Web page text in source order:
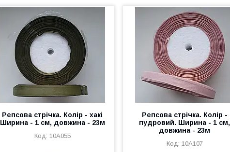
Репсова стрічка. Колір - хакі
Ширина - 1 см, довжина - 23м
10А055
Репсова стрічка. Колір -
пудровий. Ширина - 1 см,
довжина - 23м
10А107